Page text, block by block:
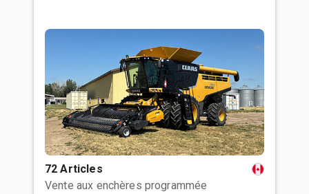
72 Articles
Vente aux enchères programmée